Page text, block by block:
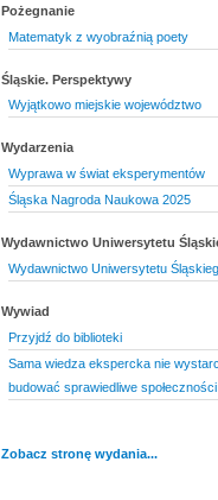
Pożegnanie
Matematyk z wyobraźnią poety
Śląskie. Perspektywy
Wyjątkowo miejskie województwo
Wydarzenia
Wyprawa w świat eksperymentów
Śląska Nagroda Naukowa 2025
Wydawnictwo Uniwersytetu
Wydawnictwo Uniwersytetu
Wywiad
Przyjdź do biblioteki
Sama wiedza ekspercka nie
budować sprawiedliwe społeczności
Zobacz stronę wydania...